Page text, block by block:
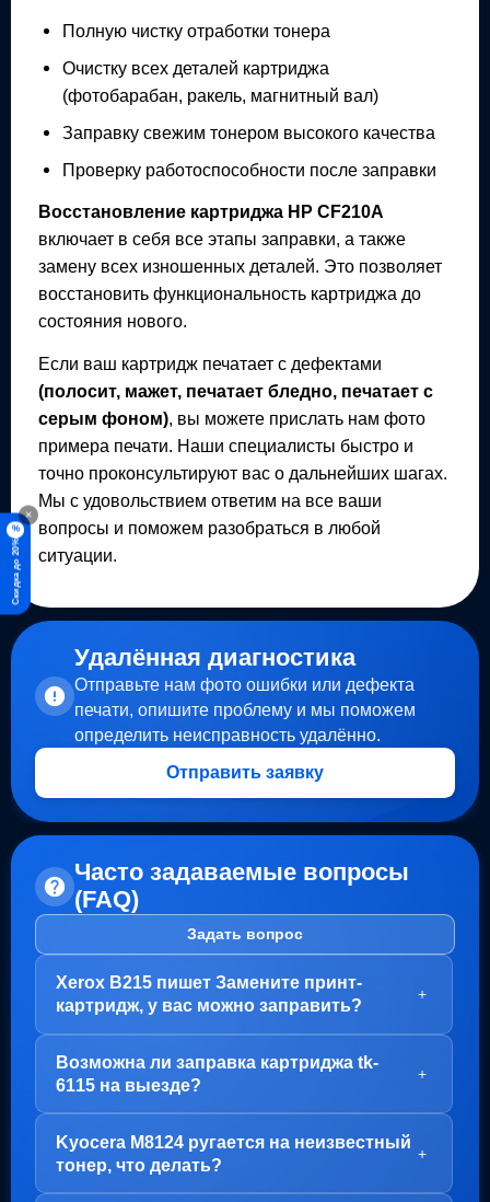
×
%
Скидка до 20%
Полную чистку отработки тонера
Очистку всех деталей картриджа
(фотобарабан, ракель, магнитный вал)
Заправку свежим тонером высокого качества
Проверку работоспособности после заправки
Восстановление картриджа HP CF210A
включает в себя все этапы заправки, а также
замену всех изношенных деталей. Это позволяет
восстановить функциональность картриджа до
состояния нового.
Если ваш картридж печатает с дефектами
(полосит, мажет, печатает бледно, печатает с
серым фоном), вы можете прислать нам фото
примера печати. Наши специалисты быстро и
точно проконсультируют вас о дальнейших шагах.
Мы с удовольствием ответим на все ваши
вопросы и поможем разобраться в любой
ситуации.
Удалённая диагностика
Отправьте нам фото ошибки или дефекта
печати, опишите проблему и мы поможем
определить неисправность удалённо.
Отправить заявку
Часто задаваемые вопросы
(FAQ)
Задать вопрос
Xerox B215 пишет Замените принт-
картридж, у вас можно заправить?
+
В вашем случае, заправка картриджа не требуется.
Проблема с блоком барабана (Принт-картридж), у
него просто закончился ресурс.
Варианта два:
1. Привозите вам, мы его чистим, меняем чип и
Возможна ли заправка картриджа tk-
6115 на выезде?
+
Да, заправка картриджа TK-6115 возможна как в
нашем офисе на Пролетарской, так и на выезде.
Но есть важный момент - первый раз картридж
Kyocera M8124 ругается на неизвестный
тонер, что делать?
+